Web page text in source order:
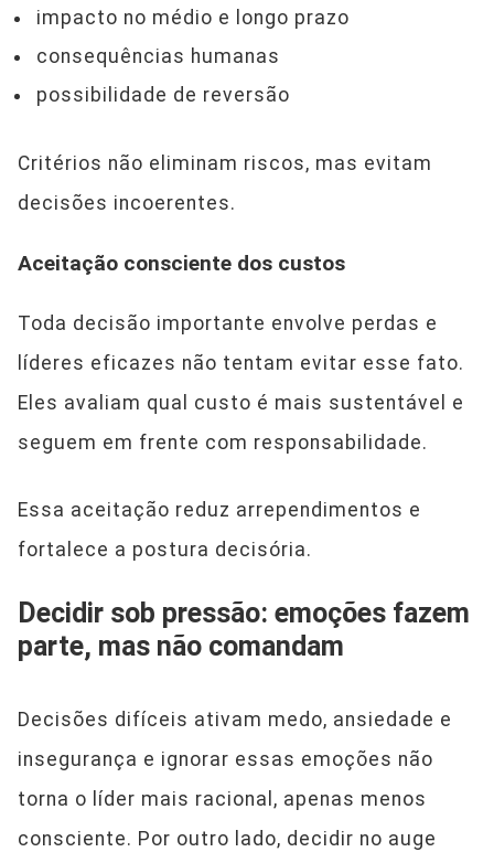
impacto no médio e longo prazo
consequências humanas
possibilidade de reversão
Critérios não eliminam riscos, mas evitam
decisões incoerentes.
Aceitação consciente dos custos
Toda decisão importante envolve perdas e
líderes eficazes não tentam evitar esse fato.
Eles avaliam qual custo é mais sustentável e
seguem em frente com responsabilidade.
Essa aceitação reduz arrependimentos e
fortalece a postura decisória.
Decidir sob pressão: emoções fazem
parte, mas não comandam
Decisões difíceis ativam medo, ansiedade e
insegurança e ignorar essas emoções não
torna o líder mais racional, apenas menos
consciente. Por outro lado, decidir no auge